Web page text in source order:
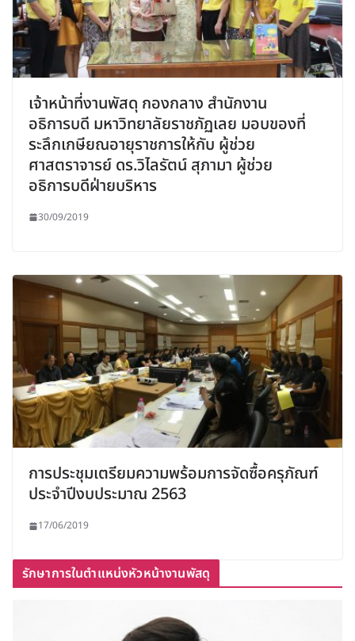
เจ้าหน้าที่งานพัสดุ กองกลาง สำนักงาน
อธิการบดี มหาวิทยาลัยราชภัฏเลย มอบของที่
ระลึกเกษียณอายุราชการให้กับ ผู้ช่วย
ศาสตราจารย์ ดร.วิไลรัตน์ สุภามา ผู้ช่วย
อธิการบดีฝ่ายบริหาร
30/09/2019
การประชุมเตรียมความพร้อมการจัดซื้อครุภัณฑ์
ประจำปีงบประมาณ 2563
17/06/2019
รักษาการในตำแหน่งหัวหน้างานพัสดุ